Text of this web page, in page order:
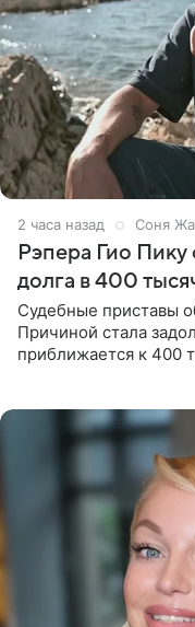
2 часа назад Соня
Рэпера Гио Пику
долга в 400
Судебные приставы
Причиной стала
приближается к 400